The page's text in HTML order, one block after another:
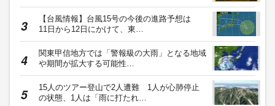
【台風情報】台風15号の今後の進路予想は
11日から12日にかけて、東…
関東甲信地方では「警報級の大雨」となる地域
や期間が拡大する可能性…
15人のツアー登山で2人遭難 1人が心肺停止
の状態、1人は「雨に打たれ…